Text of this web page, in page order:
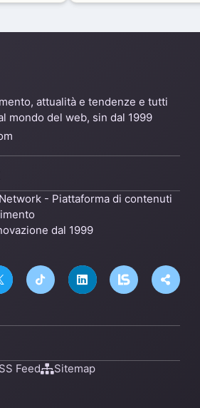
spazio a
Mare
attualità e tendenze e tutti
mondo del web, sin dal 1999
- Piattaforma di contenuti
dal 1999
Feed Sitemap